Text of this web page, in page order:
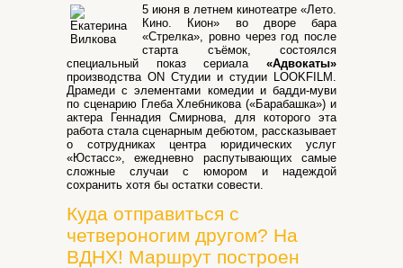
5 июня в летнем кинотеатре «Лето.
Кино. Кион» во дворе бара
«Стрелка», ровно через год после
старта съёмок, состоялся
специальный показ сериала «Адвокаты»
производства ON Студии и студии LOOKFILM.
Драмеди с элементами комедии и бадди-муви
по сценарию Глеба Хлебникова («Барабашка») и
актера Геннадия Смирнова, для которого эта
работа стала сценарным дебютом, рассказывает
о сотрудниках центра юридических услуг
«Юстасс», ежедневно распутывающих самые
сложные случаи с юмором и надеждой
сохранить хотя бы остатки совести.
Куда отправиться с
четвероногим другом? На
ВДНХ! Маршрут построен